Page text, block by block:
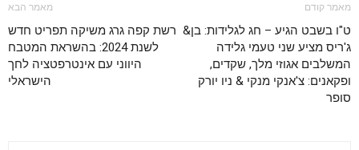
מאמר קודם
ט"ו בשבט הגיע – חג לגלידות: בן&
ג'ריס מציע שני טעמי גלידה
המשלבים אגוזי מלך, שקדים,
ופקאנים: צ'אנקי מנקי & ניו יורק
סופר
מאמר הבא
רשת קפה גרג משיקה תפריט חדש
לשנת 2024: בהשראת המטבח
היווני עם אינטרפטציה לחך
הישראלי